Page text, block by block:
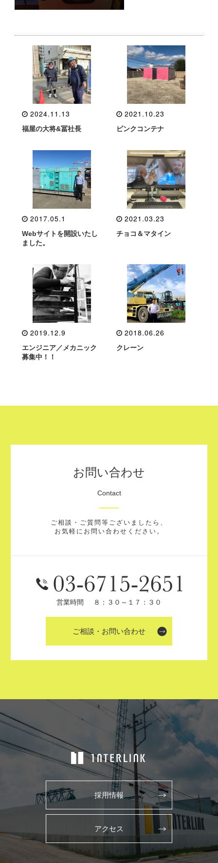
2024.11.13
福屋の大将&冨社長
2021.10.23
ピンクコンテナ
2017.05.1
Webサイトを開設いたし
ました。
2021.03.23
チョコ＆マタイン
2019.12.9
エンジニア／メカニック
募集中！！
2018.06.26
クレーン
お問い合わせ
Contact
ご相談・ご質問等ございましたら、
お気軽にお問い合わせください。
営業時間 ８：３０～１７：３０
ご相談・お問い合わせ
採用情報
アクセス